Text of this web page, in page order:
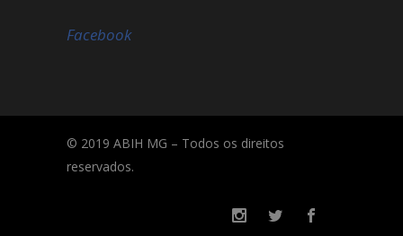
Facebook
© 2019 ABIH MG – Todos os direitos
reservados.